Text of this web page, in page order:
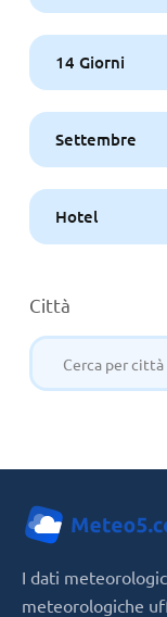
14 Giorni
Settembre
Hotel
Città
I dati
meteorologiche